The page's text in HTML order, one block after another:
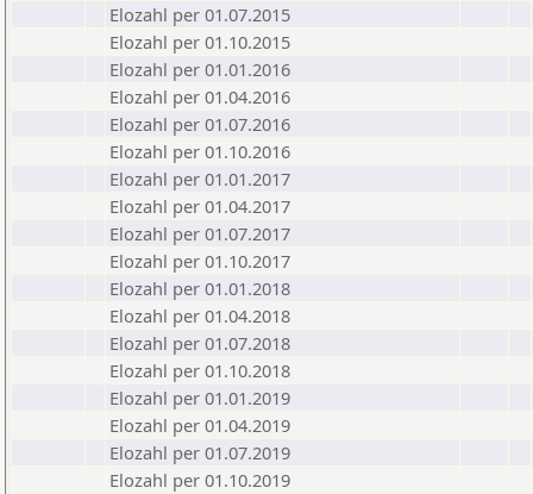
Elozahl per 01.07.2015
Elozahl per 01.10.2015
Elozahl per 01.01.2016
Elozahl per 01.04.2016
Elozahl per 01.07.2016
Elozahl per 01.10.2016
Elozahl per 01.01.2017
Elozahl per 01.04.2017
Elozahl per 01.07.2017
Elozahl per 01.10.2017
Elozahl per 01.01.2018
Elozahl per 01.04.2018
Elozahl per 01.07.2018
Elozahl per 01.10.2018
Elozahl per 01.01.2019
Elozahl per 01.04.2019
Elozahl per 01.07.2019
Elozahl per 01.10.2019